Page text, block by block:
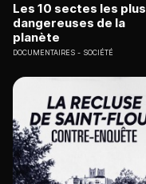
Les 10 sectes les plus
dangereuses de la
planète
DOCUMENTAIRES SOCIÉTÉ